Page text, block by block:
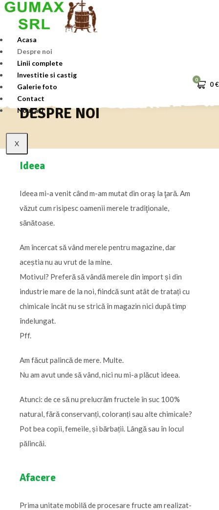
Skip
content
Acasa
Despre noi
Linii complete
Investitie si castig
Galerie foto
Contact
Noutati
X
0
0€
DESPRE NOI
Ideea
Ideea mi-a venit când m-am mutat din oraş la ţară. Am
văzut cum risipesc oamenii merele tradiţionale,
sănătoase.
Am încercat să vând merele pentru magazine, dar
aceștia nu au vrut de la mine.
Motivul? Preferă să vândă merele din import și din
industrie mare de la noi, fiindcă sunt atât de tratați cu
chimicale încât nu se strică în magazin nici după timp
îndelungat.
Pff.
Am făcut palincă de mere. Multe.
Nu am avut unde să vând, nici nu mi-a plăcut ideea.
Atunci: de ce să nu prelucrăm fructele în suc 100%
natural, fără conservanți, coloranți sau alte chimicale?
Pot bea copii, femeile, și bărbații. Lângă sau în locul
pălincăi.
Afacere
Prima unitate mobilă de procesare fructe am realizat-